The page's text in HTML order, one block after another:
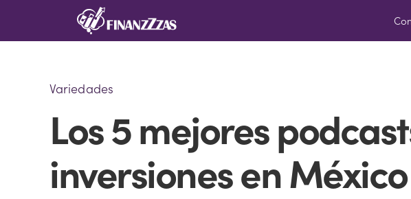
Variedades
Los 5 mejores
inversiones en México